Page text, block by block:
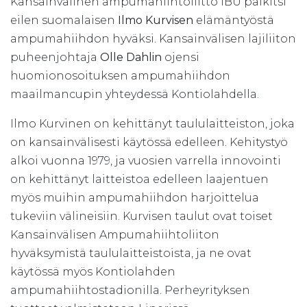
eilen suomalaisen
Ilmo Kurvisen elämäntyöstä
ampumahiihdon hyväksi. Kansainvälisen lajiliiton
puheenjohtaja Olle Dahlin ojensi
huomionosoituksen ampumahiihdon
maailmancupin yhteydessä Kontiolahdella.
Ilmo Kurvinen on kehittänyt taululaitteiston, joka
on kansainvälisesti käytössä edelleen. Kehitystyö
alkoi vuonna 1979, ja vuosien varrella innovointi
on kehittänyt laitteistoa edelleen laajentuen
myös muihin ampumahiihdon harjoittelua
tukeviin välineisiin. Kurvisen taulut ovat toiset
Kansainvälisen Ampumahiihtoliiton
hyväksymistä taululaitteistoista, ja ne ovat
käytössä myös Kontiolahden
ampumahiihtostadionilla. Perheyrityksen